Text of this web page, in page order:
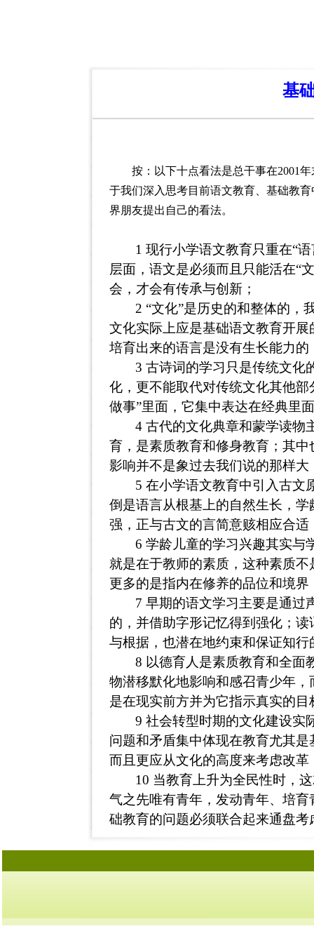
基
按：以下十点看法是总干事在2001年
于我们深入思考目前语文教育、基础教
界朋友提出自己的看法。
1现行小学语文教育只重在“
层面，语文是必须而且只能活在“
会，才会有传承与创新；
2 “文化”是历史的和整体的，
文化实际上应是基础语文教育开
培育出来的语言是没有生长能力的
3古诗词的学习只是传统文化
化，更不能取代对传统文化其他
做事”里面，它集中表达在经典里
4古代的文化典章和蒙学读物
育，是素质教育和修身教育；其
影响并不是象过去我们说的那样大
5在小学语文教育中引入古文
倒是语言从根基上的自然生长，
强，正与古文的言简意赅相应合适
6学龄儿童的学习兴趣其实与
就是在于教师的素质，这种素质
更多的是指内在修养的品位和境界
7早期的语文学习主要是通过
的，并借助字形记忆得到强化；
与根据，也潜在地约束和保证知行
8 以德育人是素质教育和全面
物潜移默化地影响和感召青少年
是在现实前方并为它指示真实的目
9社会转型时期的文化建设实
问题和矛盾集中体现在教育尤其
而且更应从文化的高度来考虑改革
10 当教育上升为全民性时，
气之先唯有青年，发动青年、培
础教育的问题必须联合起来通盘考